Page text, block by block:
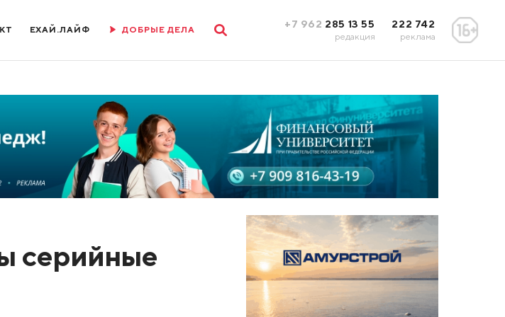
ЕХАЙ.ЛАЙФ ДОБРЫЕ ДЕЛА +7 962 285 13 55
редакция
222 742
реклама
серийные